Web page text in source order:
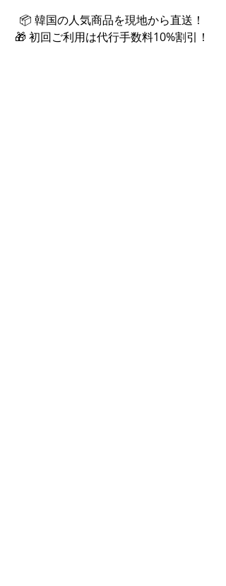
📦 韓国の人気商品を現地から直送！
🎁 初回ご利用は代行手数料10%割引！